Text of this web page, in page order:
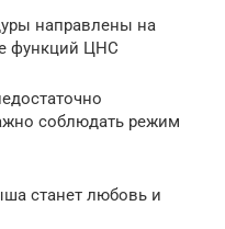
направлены на
функций ЦНС
соблюдать режим
станет любовь и